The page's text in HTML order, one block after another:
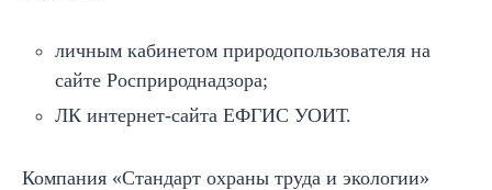
личным кабинетом природопользователя на
сайте Росприроднадзора;
ЛК интернет-сайта ЕФГИС УОИТ.
Компания «Стандарт охраны труда и экологии»